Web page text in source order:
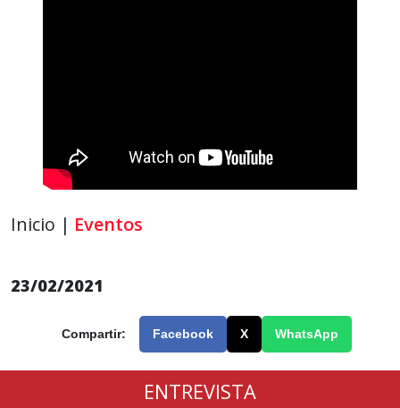
Inicio | Eventos
23/02/2021
Compartir: Facebook X WhatsApp
ENTREVISTA